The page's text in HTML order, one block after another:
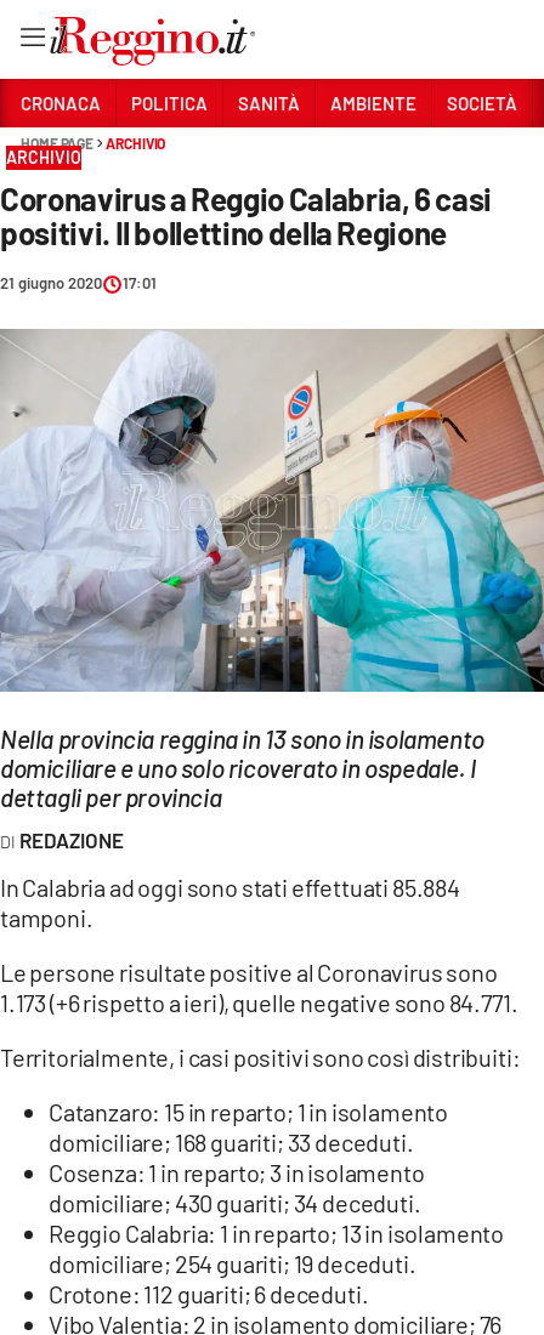
Sezioni
CRONACA
AMBIENTE
SOCIETÀ
CULTURA
ECONOMIA E LAVORO
EVENTI
SPORT
Streaming
LAC TV
LAC NETWORK
LAC ONAIR
Network
LACPLAY.IT
LACITYMAG.IT
ILREGGINO.IT
COSENZACHANNEL.IT
ILVIBONESE.IT
CRONACA POLITICA SANITÀ AMBIENTE SOCIETÀ
HOME PAGE ARCHIVIO
ARCHIVIO
Coronavirus a Reggio Calabria, 6 casi
positivi. Il bollettino della Regione
21 giugno 2020 17:01
Nella provincia reggina in 13 sono in isolamento
domiciliare e uno solo ricoverato in ospedale. I
dettagli per provincia
REDAZIONE
In Calabria ad oggi sono stati effettuati 85.884
tamponi.
Le persone risultate positive al Coronavirus sono
1.173 (+6 rispetto a ieri), quelle negative sono 84.771.
Territorialmente, i casi positivi sono così distribuiti:
Catanzaro: 15 in reparto; 1 in isolamento
domiciliare; 168 guariti; 33 deceduti.
Cosenza: 1 in reparto; 3 in isolamento
domiciliare; 430 guariti; 34 deceduti.
Reggio Calabria: 1 in reparto; 13 in isolamento
domiciliare; 254 guariti; 19 deceduti.
Crotone: 112 guariti; 6 deceduti.
Vibo Valentia: 2 in isolamento domiciliare; 76